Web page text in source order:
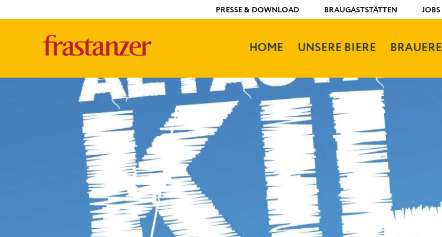
Quicklinks
PRESSE & DOWNLOAD BRAUGASTSTÄTTEN JOBS
HOME UNSERE BIERE BRAUEREI